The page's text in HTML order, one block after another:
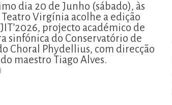
dia 20 de Junho (sábado), às
Teatro Virgínia acolhe a edição
projecto académico de
sinfónica do Conservatório de
Choral Phydellius, com direcção
maestro Tiago Alves.